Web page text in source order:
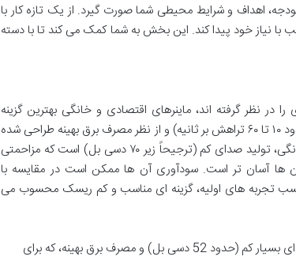
اهداف و شرایط محیطی شما صورت گیرد. از یک تازه کار با
با نیاز خود پیدا کند. این بخش به شما کمک می کند تا با دسته
در نظر گرفته اند، ماینرهای اقتصادی و خانگی بهترین گزینه
هستند. این دستگاه ها معمولاً هش ریت پایین تا متوسطی دارند (در حدود ۱۰ تا ۶۰ تراهش بر ثانیه) و از نظر مصرف برق بهینه طراحی شده
اند تا هزینه های جاری را کاهش دهند. ویژگی مهم دیگر برای استفاده خانگی، تولید صدای کم (ترجیحاً زیر ۷۰ دسی بل) است که مزاحمتی
ها آسان تر است. سودآوری آن ها ممکن است در مقایسه با
کسب تجربه های اولیه، گزینه ای مناسب و کم ریسک محسوب می
یکی از ماینرهای خانگی بیت مین با صدای بسیار کم (حدود 52 دسی بل) و مصرف برق بهینه، که برای